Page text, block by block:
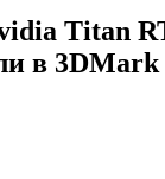
Titan
в 3DMark